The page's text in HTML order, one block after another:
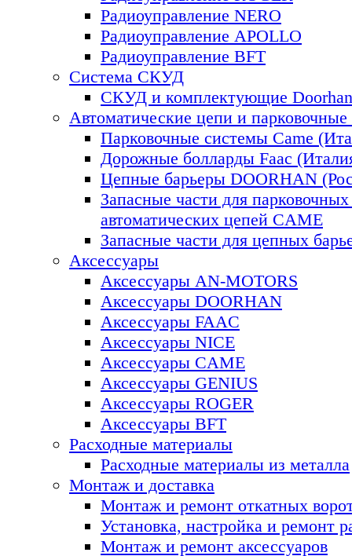
Радиоуправление NERO
Радиоуправление APOLLO
Радиоуправление BFT
Система СКУД
СКУД и комплектующие
Автоматические цепи и
Парковочные системы Came
Дорожные болларды Faac
Цепные барьеры DOORHAN
Запасные части для
автоматических цепей CAME
Запасные части для цепных
Аксессуары
Аксессуары AN-MOTORS
Аксесcуары DOORHAN
Аксесcуары FAAC
Аксесcуары NICE
Аксессуары CAME
Аксессуары GENIUS
Аксессуары ROGER
Аксесcуары BFT
Расходные материалы
Расходные материалы из металла
Монтаж и доставка
Монтаж и ремонт откатных
Установка, настройка и ремонт
Монтаж и ремонт аксессуаров